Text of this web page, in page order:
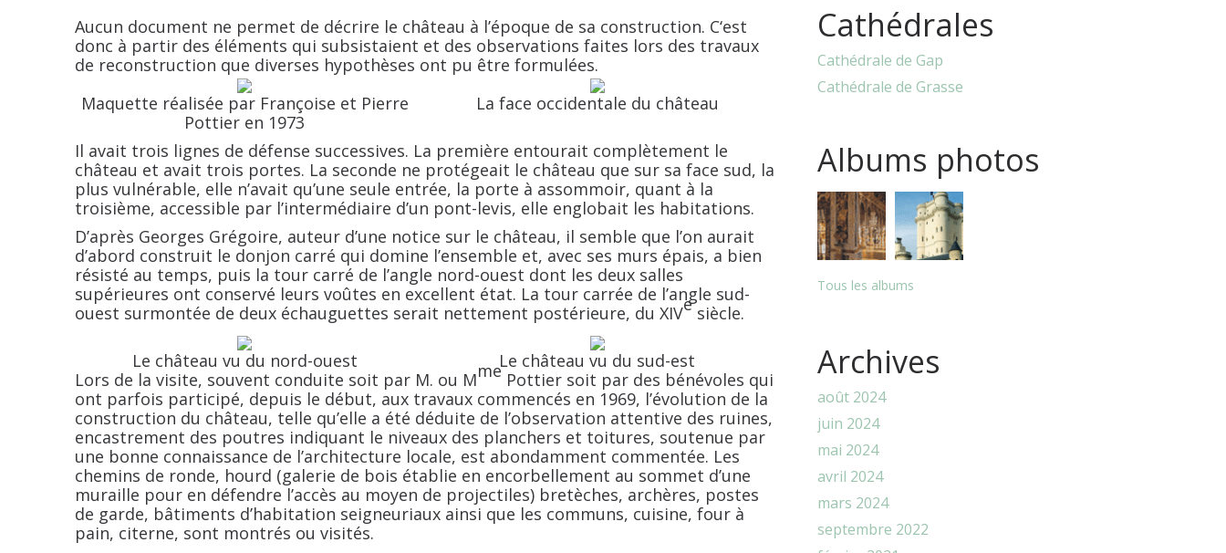
Aucun document ne permet de décrire le château à l’époque de sa construction. C‘est
donc à partir des éléments qui subsistaient et des observations faites lors des travaux
de reconstruction que diverses hypothèses ont pu être formulées.
Maquette réalisée par Françoise et Pierre
Pottier en 1973
La face occidentale du château
Il avait trois lignes de défense successives. La première entourait complètement le
château et avait trois portes. La seconde ne protégeait le château que sur sa face sud, la
plus vulnérable, elle n’avait qu’une seule entrée, la porte à assommoir, quant à la
troisième, accessible par l’intermédiaire d’un pont-levis, elle englobait les habitations.
D’après Georges Grégoire, auteur d’une notice sur le château, il semble que l’on aurait
d’abord construit le donjon carré qui domine l’ensemble et, avec ses murs épais, a bien
résisté au temps, puis la tour carré de l’angle nord-ouest dont les deux salles
supérieures ont conservé leurs voûtes en excellent état. La tour carrée de l’angle sud-
ouest surmontée de deux échauguettes serait nettement postérieure, du XIVe siècle.
Le château vu du nord-ouest
Le château vu du sud-est
Lors de la visite, souvent conduite soit par M. ou Mme Pottier soit par des bénévoles qui
ont parfois participé, depuis le début, aux travaux commencés en 1969, l’évolution de la
construction du château, telle qu’elle a été déduite de l’observation attentive des ruines,
encastrement des poutres indiquant le niveaux des planchers et toitures, soutenue par
une bonne connaissance de l’architecture locale, est abondamment commentée. Les
chemins de ronde, hourd (galerie de bois établie en encorbellement au sommet d’une
muraille pour en défendre l’accès au moyen de projectiles) bretèches, archères, postes
de garde, bâtiments d’habitation seigneuriaux ainsi que les communs, cuisine, four à
pain, citerne, sont montrés ou visités.
Cathédrales
Cathédrale de Gap
Cathédrale de Grasse
Albums photos
Tous les albums
Archives
août 2024
juin 2024
mai 2024
avril 2024
mars 2024
septembre 2022